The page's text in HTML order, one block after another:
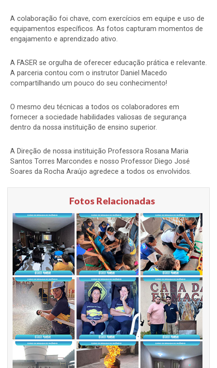
A colaboração foi chave, com exercícios em equipe e uso de
equipamentos específicos. As fotos capturam momentos de
engajamento e aprendizado ativo.
A FASER se orgulha de oferecer educação prática e relevante.
A parceria contou com o instrutor Daniel Macedo
compartilhando um pouco do seu conhecimento!
O mesmo deu técnicas a todos os colaboradores em
fornecer a sociedade habilidades valiosas de segurança
dentro da nossa instituição de ensino superior.
A Direção de nossa instituição Professora Rosana Maria
Santos Torres Marcondes e nosso Professor Diego José
Soares da Rocha Araújo agredece a todos os envolvidos.
Fotos Relacionadas